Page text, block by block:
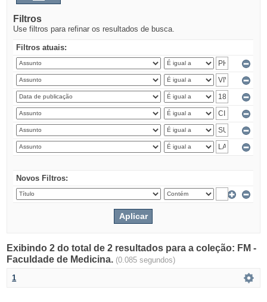
Filtros
Use filtros para refinar os resultados de busca.
Filtros atuais:
Novos Filtros:
Exibindo 2 do total de 2 resultados para a coleção: FM -
Faculdade de Medicina. (0.085 segundos)
1